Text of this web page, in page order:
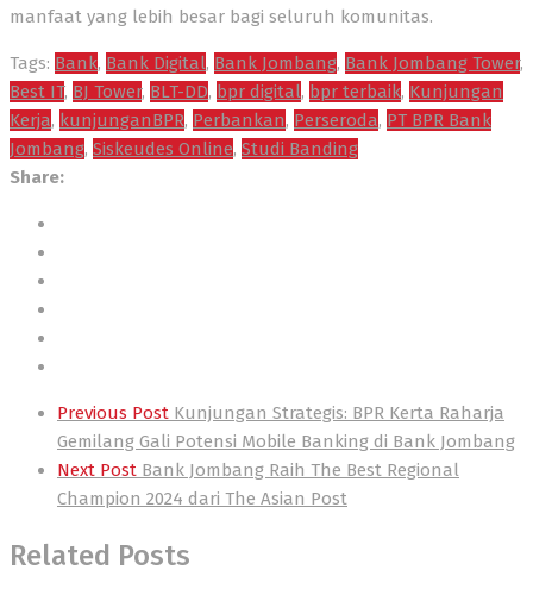
manfaat yang lebih besar bagi seluruh komunitas.
Tags: Bank, Bank Digital, Bank Jombang, Bank Jombang Tower,
Best IT, BJ Tower, BLT-DD, bpr digital, bpr terbaik, Kunjungan
Kerja, kunjunganBPR, Perbankan, Perseroda, PT BPR Bank
Jombang, Siskeudes Online, Studi Banding
Share:
Post
navigation
Previous Post Kunjungan Strategis: BPR Kerta Raharja
Gemilang Gali Potensi Mobile Banking di Bank Jombang
Next Post Bank Jombang Raih The Best Regional
Champion 2024 dari The Asian Post
Related Posts